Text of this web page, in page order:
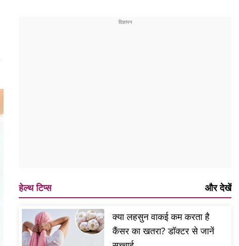
हेल्थ टिप्स और देखें
क्या लहसुन वाकई कम करता है
कैंसर का खतरा? डॉक्टर से जानें